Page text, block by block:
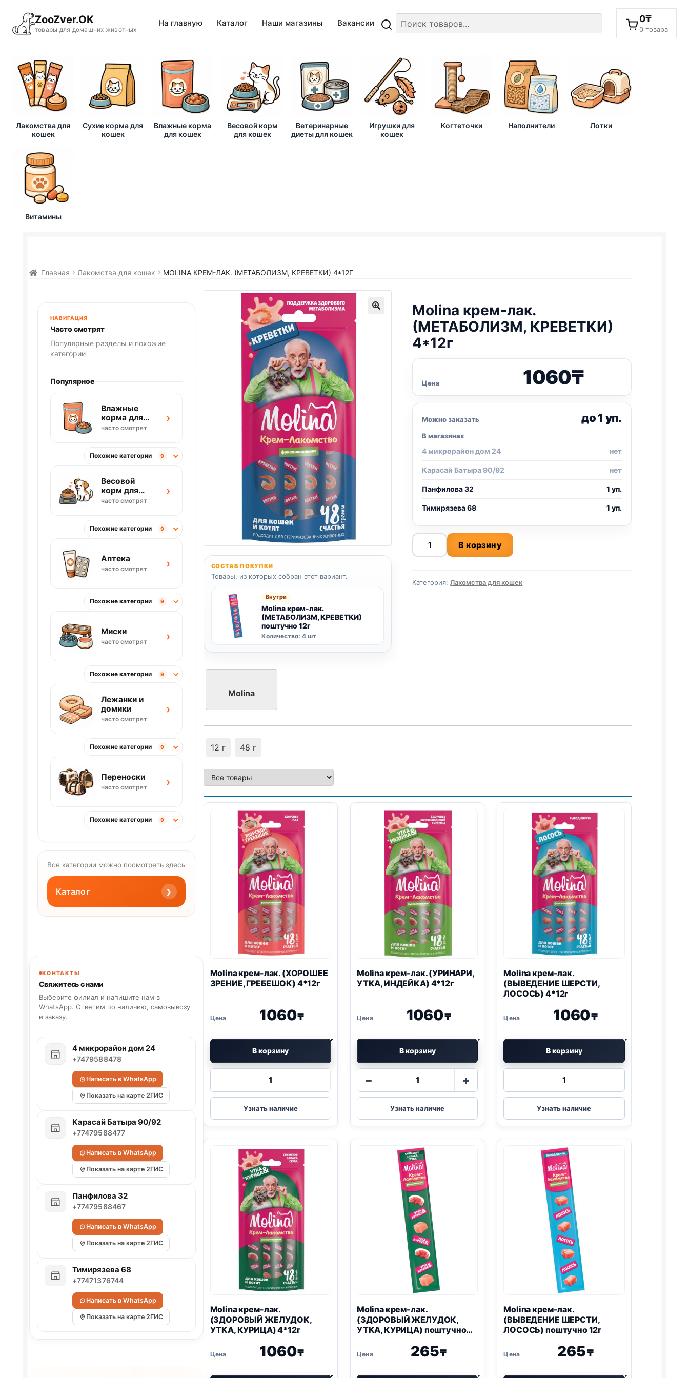
ZooZver.OK
товары для домашних животных
На главную Каталог Наши магазины Вакансии 0₸
0 товара
Лакомства для
кошек
Сухие корма для
кошек
Влажные корма
для кошек
Весовой корм
для кошек
Ветеринарные
диеты для кошек
Игрушки для
кошек
Когтеточки Наполнители Лотки
Витамины
Главная Лакомства для кошек MOLINA КРЕМ-ЛАК. (МЕТАБОЛИЗМ, КРЕВЕТКИ) 4*12Г
СОСТАВ ПОКУПКИ
Товары, из которых собран этот вариант.
Внутри
Molina крем-лак.
(МЕТАБОЛИЗМ, КРЕВЕТКИ)
поштучно 12г
Количество: 4 шт
Molina крем-лак.
(МЕТАБОЛИЗМ, КРЕВЕТКИ)
4*12г
Цена 1060₸
Можно заказать до 1 уп.
В магазинах
4 микрорайон дом 24 нет
Карасай Батыра 90/92 нет
Панфилова 32 1 уп.
Тимирязева 68 1 уп.
Количество
товара
лак.
В корзину
Категория:Лакомства для кошек
Molina
12 г 48 г
Molina крем-лак. (ХОРОШЕЕ
ЗРЕНИЕ, ГРЕБЕШОК) 4*12г
1060₸
В корзину
товара
Molina
крем-
(ХОРОШЕЕ
ЗРЕНИЕ,
ГРЕБЕШОК)
4*12г
Узнать наличие
Molina крем-лак. (УРИНАРИ,
УТКА, ИНДЕЙКА) 4*12г
1060₸
В корзину
−
товара
Molina
крем-
(УРИНАРИ,
УТКА,
ИНДЕЙКА)
4*12г
+
Узнать наличие
Molina крем-лак.
(ВЫВЕДЕНИЕ ШЕРСТИ,
ЛОСОСЬ) 4*12г
1060₸
В корзину
товара
Molina
крем-
(ВЫВЕДЕНИЕ
ШЕРСТИ,
ЛОСОСЬ)
4*12г
Узнать наличие
Molina крем-лак.
(ЗДОРОВЫЙ ЖЕЛУДОК,
УТКА, КУРИЦА) 4*12г
1060₸
Molina крем-лак.
(ЗДОРОВЫЙ ЖЕЛУДОК,
УТКА, КУРИЦА) поштучно
265₸
Molina крем-лак.
(ВЫВЕДЕНИЕ ШЕРСТИ,
ЛОСОСЬ) поштучно 12г
265₸
НАВИГАЦИЯ
Часто смотрят
Популярные разделы и похожие
категории
Популярное
Влажные
корма для
кошек
часто смотрят
›
Похожие категории 9
Весовой
корм для
собак
часто смотрят
›
Похожие категории 9
Аптека
часто смотрят ›
Похожие категории 9
Миски
часто смотрят ›
Похожие категории 9
Лежанки и
домики
часто смотрят
›
Похожие категории 9
Переноски
часто смотрят ›
Похожие категории 9
Все категории можно посмотреть здесь
Каталог ›
КОНТАКТЫ
Свяжитесь с нами
Выберите филиал и напишите нам в
WhatsApp. Ответим по наличию, самовывозу
и заказу.
4 микрорайон дом 24
+7479588478
Написать в WhatsApp
Показать на карте 2ГИС
Карасай Батыра 90/92
+77479588477
Написать в WhatsApp
Показать на карте 2ГИС
Панфилова 32
+77479588467
Написать в WhatsApp
Показать на карте 2ГИС
Тимирязева 68
+77471376744
Написать в WhatsApp
Показать на карте 2ГИС